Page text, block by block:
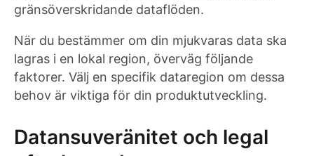
gränsöverskridande dataflöden.
När du bestämmer om din mjukvaras data ska
lagras i en lokal region, överväg följande
faktorer. Välj en specifik dataregion om dessa
behov är viktiga för din produktutveckling.
Datansuveränitet och legal